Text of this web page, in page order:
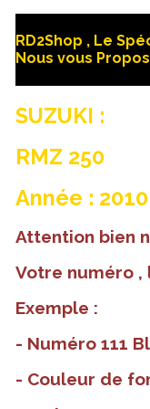
RD2Shop , Le
Nous vous
SUZUKI :
RMZ 250
Année :
Attention bien
Votre numéro ,
Exemple :
- Numéro 111
- Couleur de